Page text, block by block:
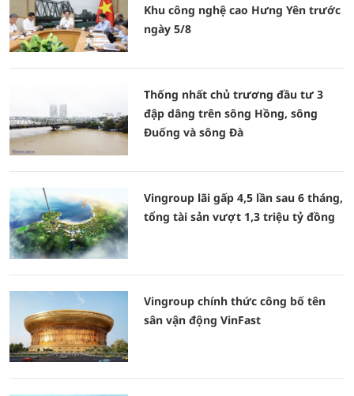
Khu công nghệ cao Hưng Yên trước
ngày 5/8
Thống nhất chủ trương đầu tư 3
đập dâng trên sông Hồng, sông
Đuống và sông Đà
Vingroup lãi gấp 4,5 lần sau 6 tháng,
tổng tài sản vượt 1,3 triệu tỷ đồng
Vingroup chính thức công bố tên
sân vận động VinFast